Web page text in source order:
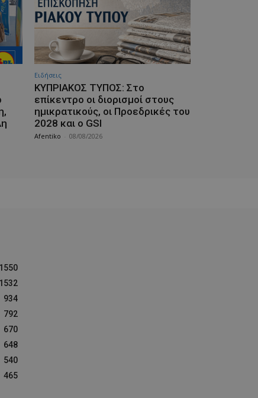
Ειδήσεις
ΚΥΠΡΙΑΚΟΣ ΤΥΠΟΣ: Στο
επίκεντρο οι διορισμοί στους
ημικρατικούς, οι Προεδρικές του
2028 και ο GSI
Afentiko 08/08/2026
1550
1532
934
792
670
648
540
465